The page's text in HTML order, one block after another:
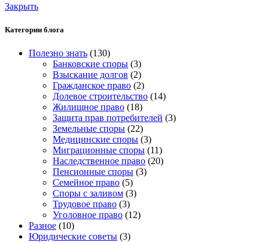
Закрыть
Категории блога
Полезно знать (130)
Банковские споры (3)
Взыскание долгов (2)
Гражданское право (2)
Долевое строительство (14)
Жилищное право (18)
Защита прав потребителей (3)
Земельные споры (22)
Медицинские споры (3)
Миграционные споры (11)
Наследственное право (20)
Пенсионные споры (3)
Семейное право (5)
Споры с заливом (3)
Трудовое право (3)
Уголовное право (12)
Разное (10)
Юридические советы (3)